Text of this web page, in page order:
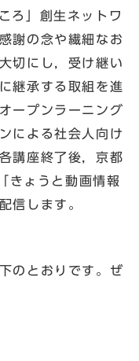
ろ」創生ネットワ
謝の念や繊細なお
切にし，受け継い
継承する取組を進
ープンラーニング
による社会人向け
講座終了後，京都
きょうと動画情報
信します。
のとおりです。ぜ